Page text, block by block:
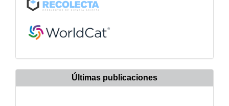
Últimas publicaciones